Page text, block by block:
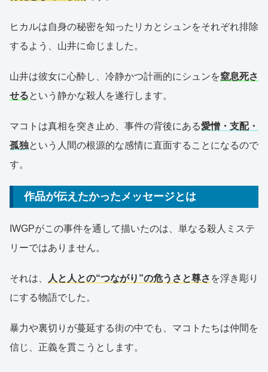
ヒカルは自身の秘密を知ったリカとシュンをそれぞれ排除
するよう、山井に命じました。
山井は彼女に心酔し、冷静かつ計画的にシュンを窒息死さ
せるという静かな殺人を遂行します。
マコトは真相を突き止め、事件の背後にある愛憎・支配・
孤独という人間の根源的な感情に直面することになるので
す。
作品が伝えたかったメッセージとは
IWGPがこの事件を通して描いたのは、単なる殺人ミステ
リーではありません。
それは、 人と人との“つながり”の危うさと尊さ を浮き彫り
にする物語でした。
暴力や裏切りが蔓延する街の中でも、マコトたちは仲間を
信じ、正義を貫こうとします。